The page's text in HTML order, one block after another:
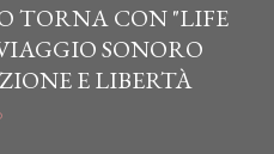
TORNA CON "LIFE
SONORO
E LIBERTÀ